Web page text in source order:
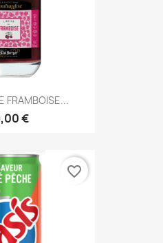
FRAMBOISE...
€
favorite_border